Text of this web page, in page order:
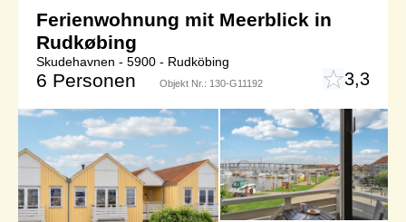
Ferienwohnung mit Meerblick in
Rudkøbing
Skudehavnen - 5900 - Rudköbing
6 Personen Objekt Nr.: 130-G11192 3,3